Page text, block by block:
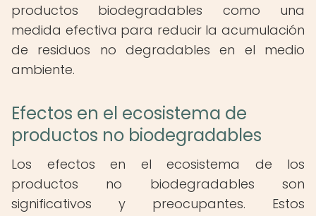
productos biodegradables como una
medida efectiva para reducir la acumulación
de residuos no degradables en el medio
ambiente.
Efectos en el ecosistema de
productos no biodegradables
Los efectos en el ecosistema de los
productos no biodegradables son
significativos y preocupantes. Estos